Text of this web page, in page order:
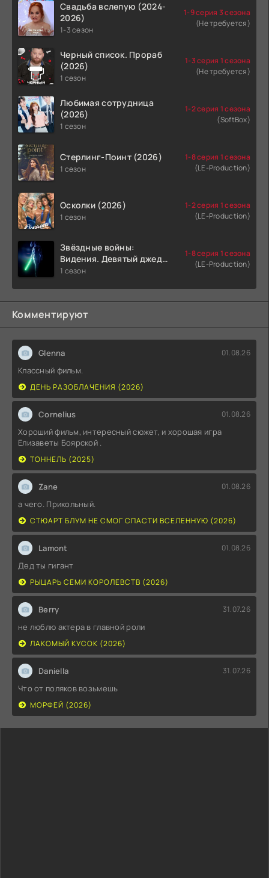
Свадьба вслепую (2024-
2026)
1-3 сезон
1-9 серия 3 сезона
(Не требуется)
Черный список. Прораб
(2026)
1 сезон
1-3 серия 1 сезона
(Не требуется)
Любимая сотрудница
(2026)
1 сезон
1-2 серия 1 сезона
(SoftBox)
Стерлинг-Поинт (2026)
1 сезон
1-8 серия 1 сезона
(LE-Production)
Осколки (2026)
1 сезон
1-2 серия 1 сезона
(LE-Production)
Звёздные войны:
Видения. Девятый джедай
(2026)
1 сезон
1-8 серия 1 сезона
(LE-Production)
Комментируют
Glenna 01.08.26
Классный фильм.
ДЕНЬ РАЗОБЛАЧЕНИЯ (2026)
Cornelius 01.08.26
Хороший фильм, интересный сюжет, и хорошая игра
Елизаветы Боярской .
ТОННЕЛЬ (2025)
Zane 01.08.26
а чего. Прикольный.
СТЮАРТ БЛУМ НЕ СМОГ СПАСТИ ВСЕЛЕННУЮ (2026)
Lamont 01.08.26
Дед ты гигант
РЫЦАРЬ СЕМИ КОРОЛЕВСТВ (2026)
Berry 31.07.26
не люблю актера в главной роли
ЛАКОМЫЙ КУСОК (2026)
Daniella 31.07.26
Что от поляков возьмешь
МОРФЕЙ (2026)